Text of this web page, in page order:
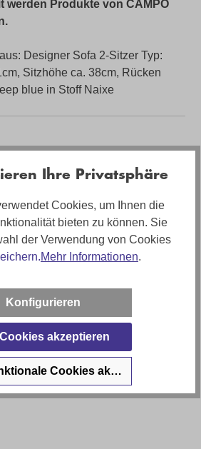
werden Produkte von CAMPO
Designer Sofa 2-Sitzer Typ:
Sitzhöhe ca. 38cm, Rücken
blue in Stoff Naixe
ca. 112cm, Höhe: ca. 71cm
Ihre Privatsphäre
Cookies, um Ihnen die
bieten zu können. Sie
der Verwendung von Cookies
Mehr Informationen.
Konfigurieren
akzeptieren
Cookies akzeptieren